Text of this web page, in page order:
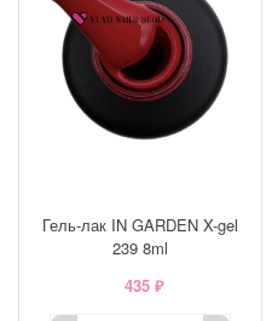
Гель-лак IN GARDEN X-gel
239 8ml
435 ₽